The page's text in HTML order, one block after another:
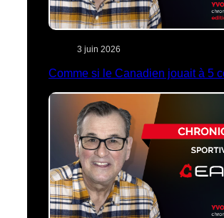
3 juin 2026
Comme si le Canadien jouait à 5